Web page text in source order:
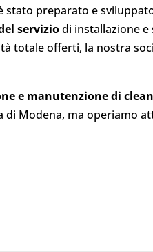
stato preparato e
serviziodi installazione
totale offerti, la nostra
e manutenzione di
di Modena, ma operiamo